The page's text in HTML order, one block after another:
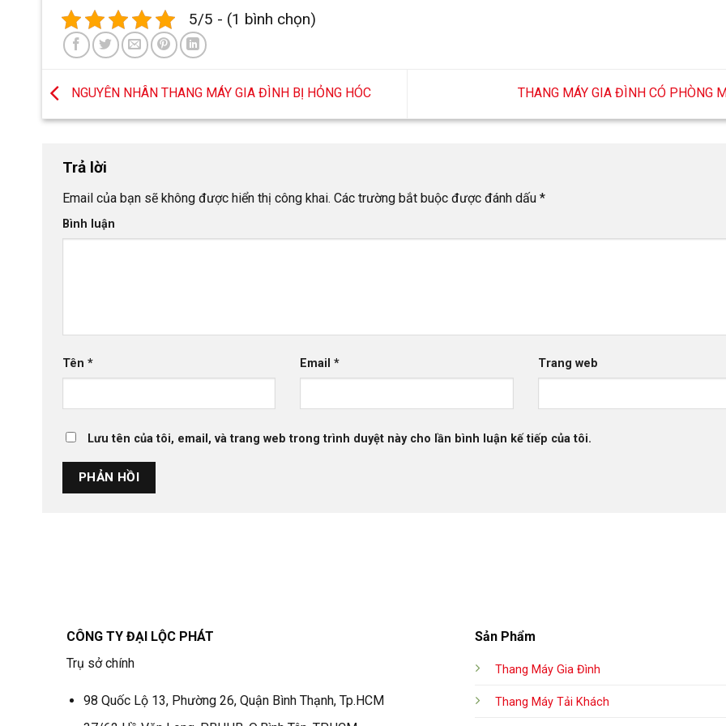
5/5 - (1 bình chọn)
NGUYÊN NHÂN THANG MÁY GIA ĐÌNH BỊ HỎNG HÓC THANG MÁY GIA ĐÌNH CÓ PHÒNG
Trả lời
Email của bạn sẽ không được hiển thị công khai. Các trường bắt buộc được đánh dấu *
Bình luận
Tên * Email* Trang web
Lưu tên của tôi, email, và trang web trong trình duyệt này cho lần bình luận kế tiếp của tôi.
CÔNG TY ĐẠI LỘC PHÁT
Trụ sở chính
98 Quốc Lộ 13, Phường 26, Quận Bình Thạnh, Tp.HCM
Sản Phẩm
Thang Máy Gia Đình
Thang Máy Tải Khách